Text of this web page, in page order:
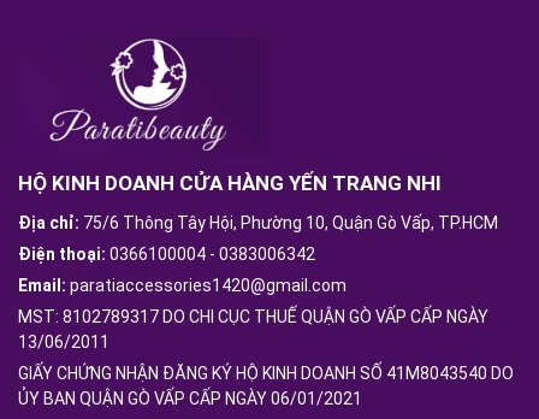
HỘ KINH DOANH CỬA HÀNG YẾN TRANG NHI
Địa chỉ: 75/6 Thông Tây Hội, Phường 10, Quận Gò Vấp, TP.HCM
Điện thoại: 0366100004 - 0383006342
Email: paratiaccessories1420@gmail.com
MST: 8102789317 DO CHI CỤC THUẾ QUẬN GÒ VẤP CẤP NGÀY
13/06/2011
GIẤY CHỨNG NHẬN ĐĂNG KÝ HỘ KINH DOANH SỐ 41M8043540 DO
ỦY BAN QUẬN GÒ VẤP CẤP NGÀY 06/01/2021